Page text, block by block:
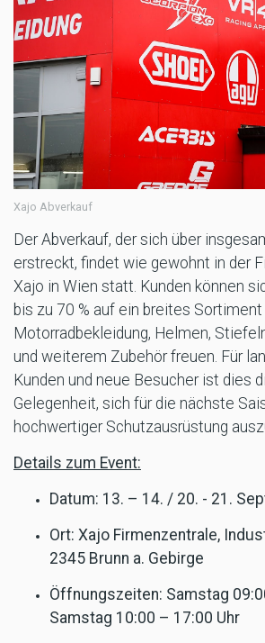
Xajo Abverkauf
Der Abverkauf, der sich über
erstreckt, findet wie gewohnt in der
Xajo in Wien statt. Kunden können
bis zu 70 % auf ein breites Sortiment
Motorradbekleidung, Helmen,
und weiterem Zubehör freuen. Für
Kunden und neue Besucher ist dies
Gelegenheit, sich für die nächste
hochwertiger Schutzausrüstung
Details zum Event:
Datum: 13. – 14. / 20. - 21.
Ort: Xajo Firmenzentrale,
2345 Brunn a. Gebirge
Öffnungszeiten: Samstag
Samstag 10:00 – 17:00 Uhr